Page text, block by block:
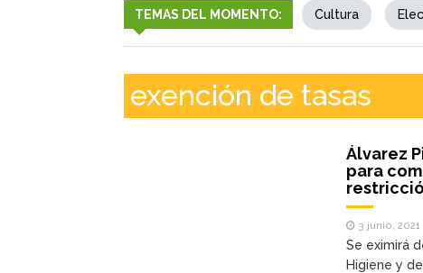
TEMAS DEL MOMENTO: Cultura
exención de tasas
Álvarez
para
3 junio, 2021
Se eximirá
Higiene y